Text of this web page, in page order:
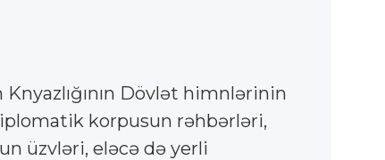
Dövlət himnlərinin
korpusun rəhbərləri,
üzvləri, eləcə də yerli